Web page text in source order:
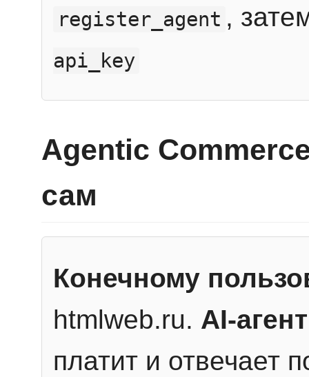
register_agent ,
api_key
Agentic
сам
Конечному
htmlweb.ru. AI-агент
платит и отвечает